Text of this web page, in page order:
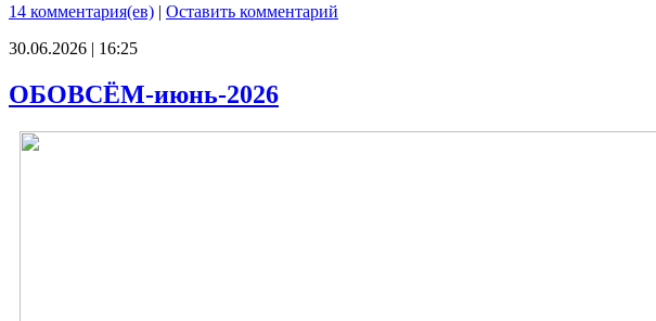
14 комментария(ев) | Оставить комментарий
30.06.2026 | 16:25
ОБОВСЁМ-июнь-2026